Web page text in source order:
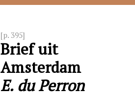
[p. 395]
Brief uit
Amsterdam
E. du Perron